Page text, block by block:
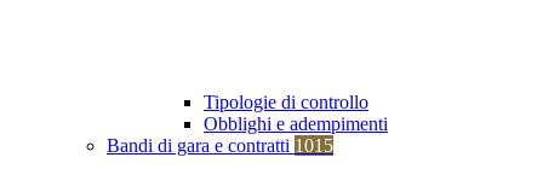
Tipologie di controllo
Obblighi e adempimenti
Bandi di gara e contratti 1015